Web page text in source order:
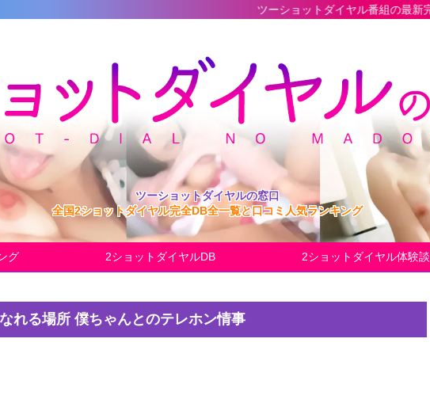
ツーショットダイヤル番組の最新完全データベース
ツーショットダイヤルの窓口
全国2ショットダイヤル完全DB全一覧と口コミ人気ランキング
グ 2ショットダイヤルDB 2ショットダイヤル体験談
れる場所 僕ちゃんとのテレホン情事